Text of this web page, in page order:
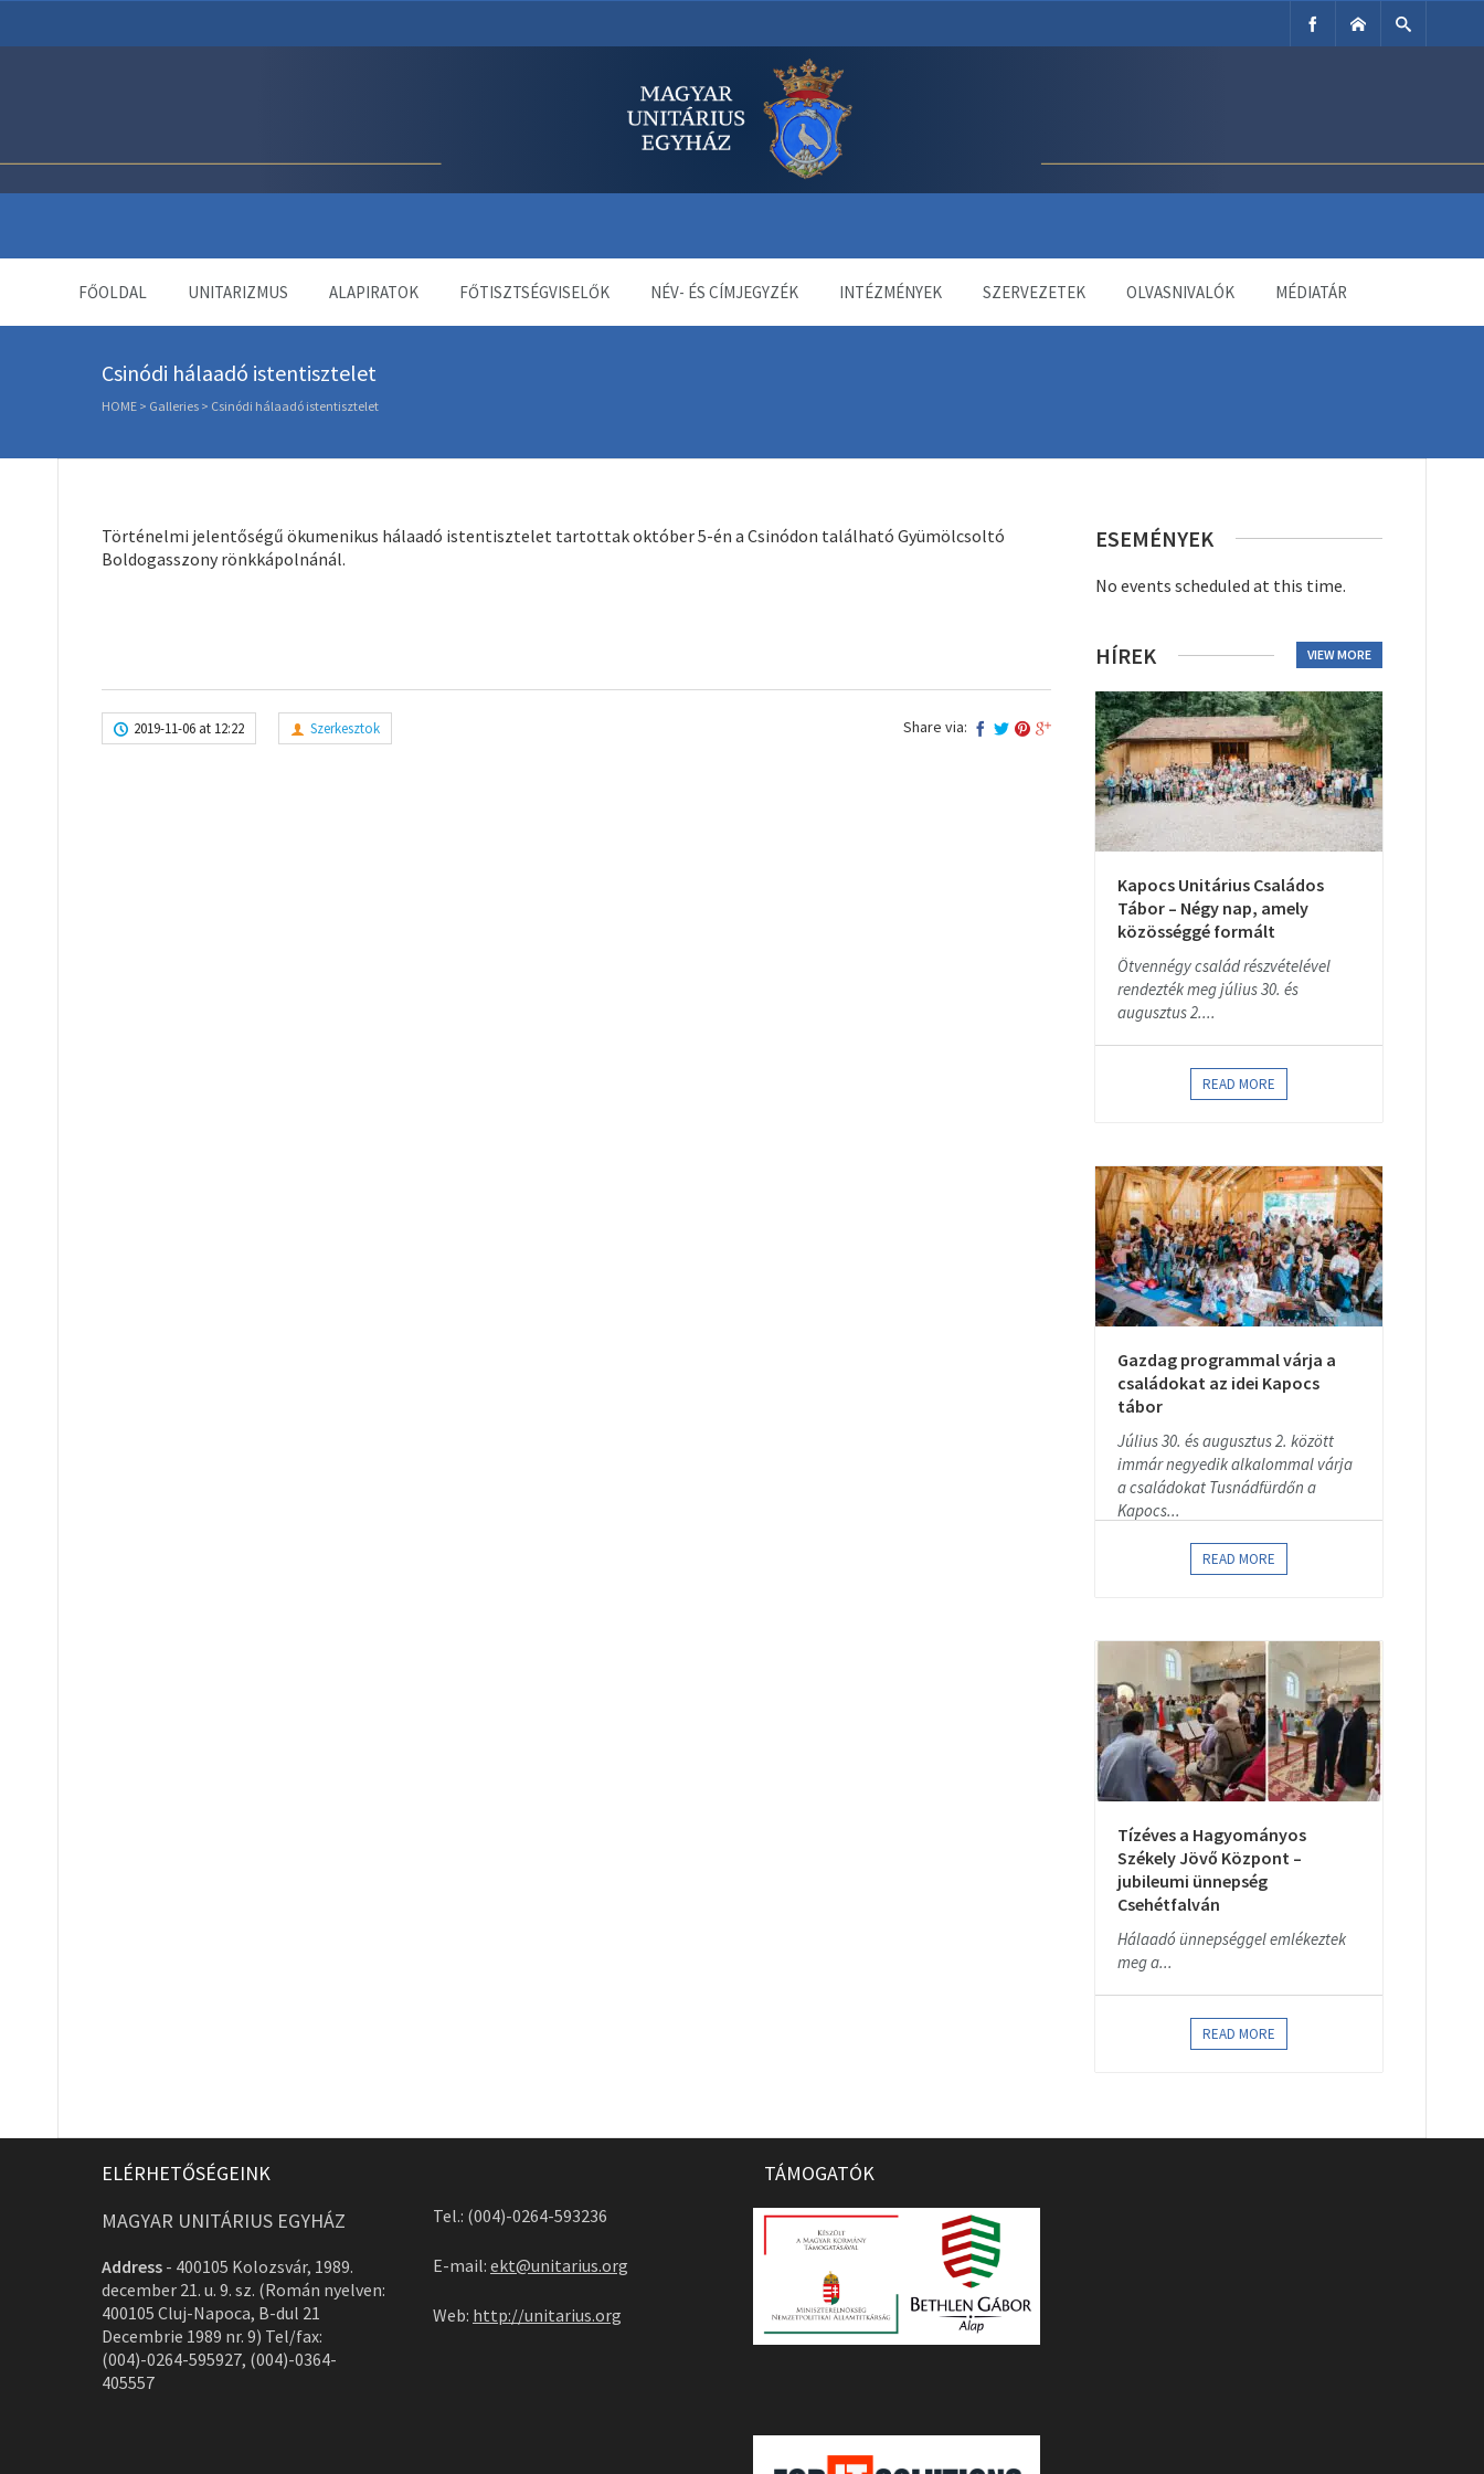
FŐOLDAL UNITARIZMUS ALAPIRATOK FŐTISZTSÉGVISELŐK NÉV- ÉS CÍMJEGYZÉK INTÉZMÉNYEK SZERVEZETEK OLVASNIVALÓK MÉDIATÁR
Csinódi hálaadó istentisztelet
HOME > Galleries > Csinódi hálaadó istentisztelet
Történelmi jelentőségű ökumenikus hálaadó istentisztelet tartottak október 5-én a Csinódon található Gyümölcsoltó
Boldogasszony rönkkápolnánál.
2019-11-06 at 12:22 Szerkesztok Share via:
ESEMÉNYEK
No events scheduled at this time.
HÍREK VIEW MORE
Kapocs Unitárius Családos
Tábor – Négy nap, amely
közösséggé formált
Ötvennégy család részvételével
rendezték meg július 30. és
augusztus 2....
READ MORE
Gazdag programmal várja a
családokat az idei Kapocs
tábor
Július 30. és augusztus 2. között
immár negyedik alkalommal várja
a családokat Tusnádfürdőn a
Kapocs...
READ MORE
Tízéves a Hagyományos
Székely Jövő Központ –
jubileumi ünnepség
Csehétfalván
Hálaadó ünnepséggel emlékeztek
meg a...
READ MORE
ELÉRHETŐSÉGEINK
MAGYAR UNITÁRIUS EGYHÁZ
Address - 400105 Kolozsvár, 1989.
december 21. u. 9. sz. (Román nyelven:
400105 Cluj-Napoca, B-dul 21
Decembrie 1989 nr. 9) Tel/fax:
(004)-0264-595927, (004)-0364-
405557
Tel.: (004)-0264-593236
E-mail: ekt@unitarius.org
Web: http://unitarius.org
TÁMOGATÓK